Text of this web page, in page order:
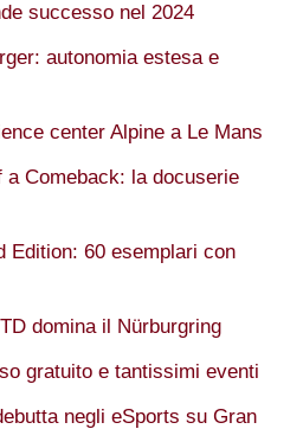
successo nel 2024
autonomia estesa e
center Alpine a Le Mans
a Comeback: la docuserie
Edition: 60 esemplari con
domina il Nürburgring
gratuito e tantissimi eventi
negli eSports su Gran